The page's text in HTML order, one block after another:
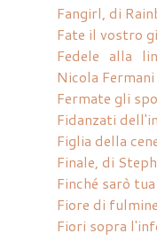
Fangirl, di
Fate il vostro
Fedele alla
Nicola Fermani
Fermate gli
Fidanzati
Figlia della
Finale, di
Finché sarò
Fiore di
Fiori sopra